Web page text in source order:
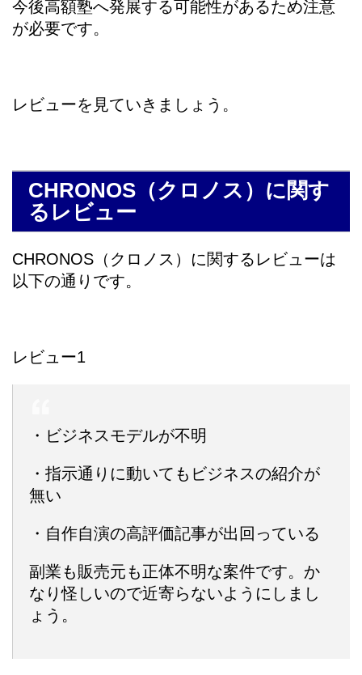
今後高額塾へ発展する可能性があるため注意
が必要です。
レビューを見ていきましょう。
CHRONOS（クロノス）に関す
るレビュー
CHRONOS（クロノス）に関するレビューは
以下の通りです。
レビュー1
・ビジネスモデルが不明
・指示通りに動いてもビジネスの紹介が
無い
・自作自演の高評価記事が出回っている
副業も販売元も正体不明な案件です。か
なり怪しいので近寄らないようにしまし
ょう。